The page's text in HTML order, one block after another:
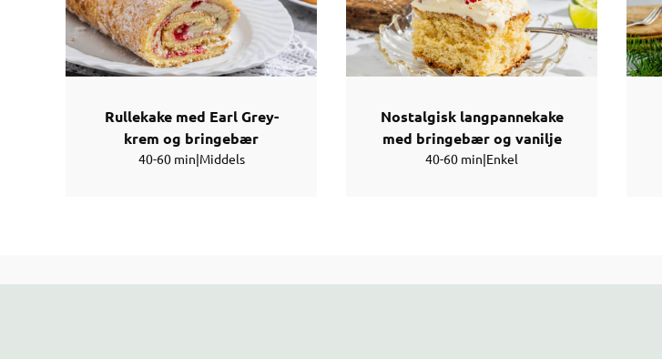
Rullekake med Earl Grey-
krem og bringebær
40-60 min|Middels
Nostalgisk langpannekake
med bringebær og vanilje
40-60 min|Enkel